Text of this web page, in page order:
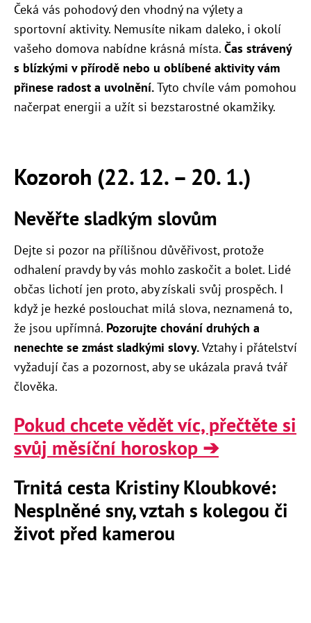
Čeká vás pohodový den vhodný na výlety a
sportovní aktivity. Nemusíte nikam daleko, i okolí
vašeho domova nabídne krásná místa. Čas strávený
s blízkými v přírodě nebo u oblíbené aktivity vám
přinese radost a uvolnění.Tyto chvíle vám pomohou
načerpat energii a užít si bezstarostné okamžiky.
Kozoroh (22. 12. – 20. 1.)
Nevěřte sladkým slovům
Dejte si pozor na přílišnou důvěřivost, protože
odhalení pravdy by vás mohlo zaskočit a bolet. Lidé
občas lichotí jen proto, aby získali svůj prospěch. I
když je hezké poslouchat milá slova, neznamená to,
že jsou upřímná. Pozorujte chování druhých a
nenechte se zmást sladkými slovy.Vztahy i přátelství
vyžadují čas a pozornost, aby se ukázala pravá tvář
člověka.
Pokud chcete vědět víc, přečtěte si
svůj měsíční horoskop ➔
Trnitá cesta Kristiny Kloubkové:
Nesplněné sny, vztah s kolegou či
život před kamerou